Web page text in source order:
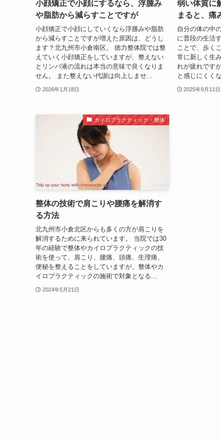
小顔矯正で小顔にするなら、浮腫み
や脂肪から減らすことですが
小顔矯正で小顔にしていくなら浮腫みや脂肪
から減らすことですが増えた原因は、どうし
ます？北九州市小倉南区。 徳力整体院では整
えていく小顔矯正をしていますが、整えない
とリンパ液の流れは本当の意味で良くなりま
せん。 また整えない代謝は向上しませ...
2026年1月18日
弱い体質に
まると、痛
自分の体の中
に普段の生活
ことで、歩く
常に新しく生
れが疲れです
と感じにくく
2025年9月11日
カイロプラクティック・整体
整体の技術で肩こりや腰痛を解消す
る方法
北九州市小倉北区からも多くの方が肩こりを
解消するために来られています。 当院では30
年の経験で整体やカイロプラクティックの技
術を使って、肩こり、腰痛、頭痛、生理痛、
便秘を整えることをしていますが、整体やカ
イロプラクティックの施術で対象となる...
2024年5月21日